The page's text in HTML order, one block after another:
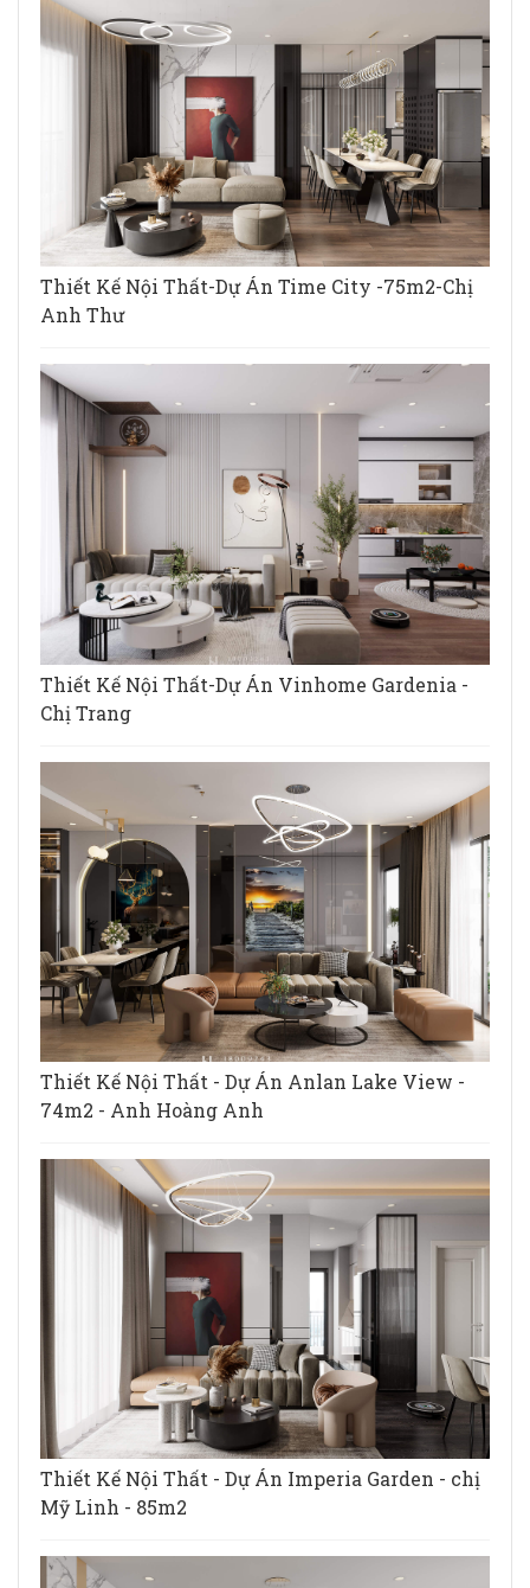
Thiết Kế Nội Thất-Dự Án Time City -75m2-Chị
Anh Thư
Thiết Kế Nội Thất-Dự Án Vinhome Gardenia -
Chị Trang
Thiết Kế Nội Thất - Dự Án Anlan Lake View -
74m2 - Anh Hoàng Anh
Thiết Kế Nội Thất - Dự Án Imperia Garden - chị
Mỹ Linh - 85m2